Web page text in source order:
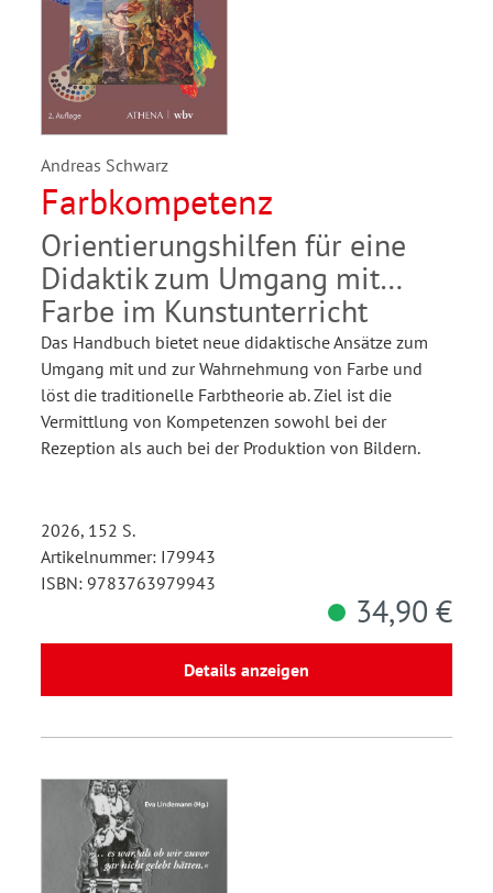
Andreas Schwarz
Farbkompetenz
Orientierungshilfen für eine
Didaktik zum Umgang mit
Farbe im Kunstunterricht
Das Handbuch bietet neue didaktische Ansätze zum
Umgang mit und zur Wahrnehmung von Farbe und
löst die traditionelle Farbtheorie ab. Ziel ist die
Vermittlung von Kompetenzen sowohl bei der
Rezeption als auch bei der Produktion von Bildern.
2026, 152 S.
Artikelnummer: I79943
ISBN: 9783763979943
34,90 €
Details anzeigen